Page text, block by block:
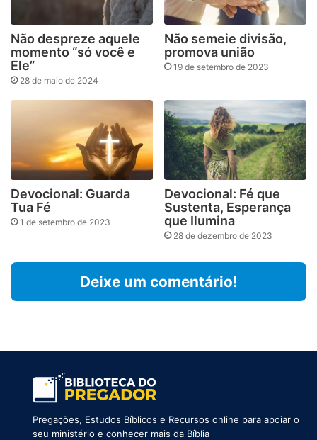
Não despreze aquele
momento “só você e
Ele”
28 de maio de 2024
Não semeie divisão,
promova união
19 de setembro de 2023
Devocional: Guarda
Tua Fé
1 de setembro de 2023
Devocional: Fé que
Sustenta, Esperança
que Ilumina
28 de dezembro de 2023
Deixe um comentário!
Pregações, Estudos Bíblicos e Recursos online para apoiar o
seu ministério e conhecer mais da Bíblia